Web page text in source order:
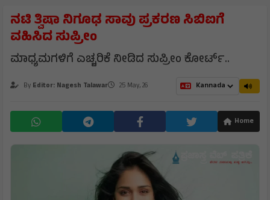
LIVE TV Local Crime State National
ನಟಿ ತ್ವಿಷಾ ನಿಗೂಢ ಸಾವು ಪ್ರಕರಣ ಸಿಬಿಐಗೆ
ವಹಿಸಿದ ಸುಪ್ರೀಂ
ಮಾಧ್ಯಮಗಳಿಗೆ ಎಚ್ಚರಿಕೆ ನೀಡಿದ ಸುಪ್ರೀಂ ಕೋರ್ಟ್..
ByEditor: Nagesh Talawar 25 May, 26